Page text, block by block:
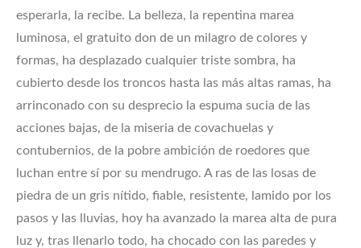
esperarla, la recibe. La belleza, la repentina marea
luminosa, el gratuito don de un milagro de colores y
formas, ha desplazado cualquier triste sombra, ha
cubierto desde los troncos hasta las más altas ramas, ha
arrinconado con su desprecio la espuma sucia de las
acciones bajas, de la miseria de covachuelas y
contubernios, de la pobre ambición de roedores que
luchan entre sí por su mendrugo. A ras de las losas de
piedra de un gris nítido, fiable, resistente, lamido por los
pasos y las lluvias, hoy ha avanzado la marea alta de pura
luz y, tras llenarlo todo, ha chocado con las paredes y